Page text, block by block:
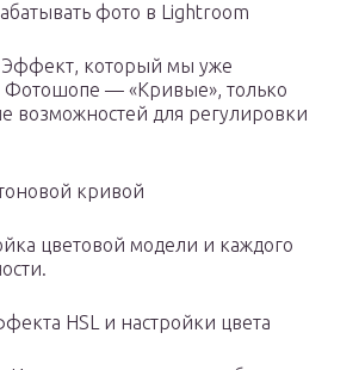
фото в Lightroom
Эффект, который мы уже
Фотошопе — «Кривые», только
возможностей для регулировки
кривой
цветовой модели и каждого
HSL и настройки цвета